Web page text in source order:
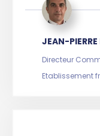
JEAN-PIERRE
Directeur
Etablissement